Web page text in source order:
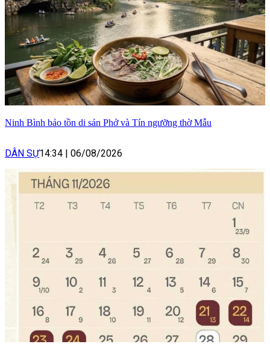
Ninh Bình bảo tồn di sản Phở và Tín ngưỡng thờ Mẫu
DÂN SỰ14:34 | 06/08/2026